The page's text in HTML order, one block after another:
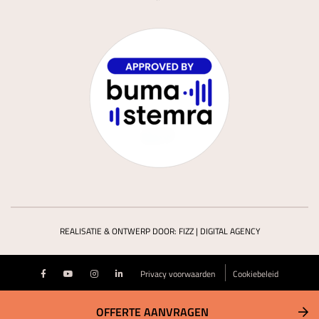
REALISATIE & ONTWERP DOOR: FIZZ | DIGITAL AGENCY
Privacy voorwaarden Cookiebeleid
OFFERTE AANVRAGEN